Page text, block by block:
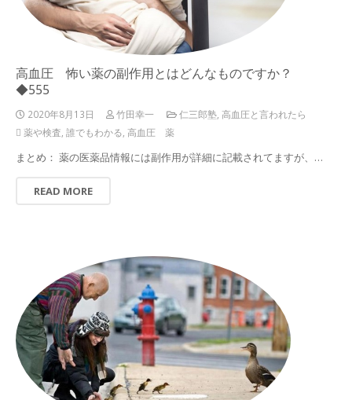
高血圧 怖い薬の副作用とはどんなものですか？
◆555
2020年8月13日 竹田幸一 仁三郎塾, 高血圧と言われたら
薬や検査 誰でもわかる 高血圧 薬
まとめ： 薬の医薬品情報には副作用が詳細に記載されてますが、…
READ MORE